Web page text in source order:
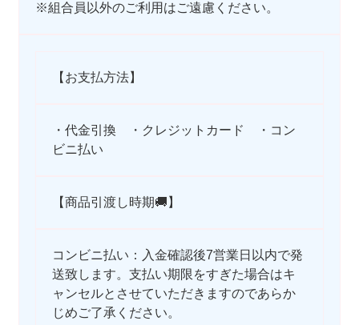
※組合員以外のご利用はご遠慮ください。
【お支払方法】
・代金引換 ・クレジットカード ・コン
ビニ払い
【商品引渡し時期🚚】
コンビニ払い：入金確認後7営業日以内で発
送致します。支払い期限をすぎた場合はキ
ャンセルとさせていただきますのであらか
じめご了承ください。